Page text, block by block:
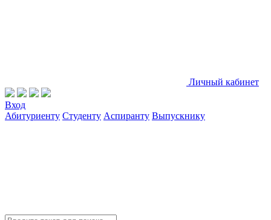
Личный кабинет
Вход
Абитуриенту Студенту Аспиранту Выпускнику